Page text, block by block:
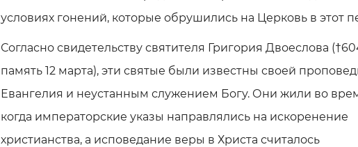
условиях гонений, которые обрушились на Церковь в этот
Согласно свидетельству святителя Григория Двоеслова
память 12 марта), эти святые были известны своей
Евангелия и неустанным служением Богу. Они жили во
когда императорские указы направлялись на искоренение
христианства, а исповедание веры в Христа считалось